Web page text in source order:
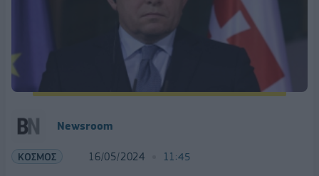
Newsroom
ΚΟΣΜΟΣ 16/05/2024 11:45